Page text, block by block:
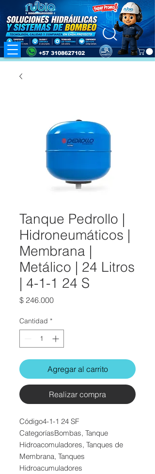
+57 3108627102
Tanque Pedrollo |
Hidroneumáticos |
Membrana |
Metálico | 24 Litros
| 4-1-1 24 S
$ 246.000Precio
Cantidad *
Agregar al carrito
Realizar compra
Código4-1-1 24 SF
CategoríasBombas, Tanque
Hidroacomuladores, Tanques de
Membrana, Tanques
Hidroacumuladores